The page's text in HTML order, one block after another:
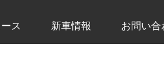
ス 新車情報 お問い合